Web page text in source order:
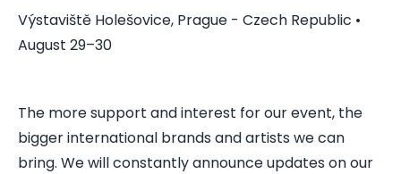
Výstaviště Holešovice, Prague - Czech Republic •
August 29–30
The more support and interest for our event, the
bigger international brands and artists we can
bring. We will constantly announce updates on our